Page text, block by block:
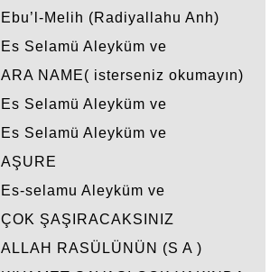
Ebu’l-Melih (Radiyallahu Anh)
Es Selamü Aleyküm ve
ARA NAME( isterseniz okumayın)
Es Selamü Aleyküm ve
Es Selamü Aleyküm ve
AŞURE
Es-selamu Aleyküm ve
ÇOK ŞAŞIRACAKSINIZ
ALLAH RASÜLÜNÜN (S A )